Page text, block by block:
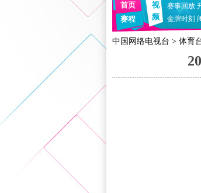
首页
赛程
视
频
赛事回放
金牌时刻
中国网络电视台 > 体育